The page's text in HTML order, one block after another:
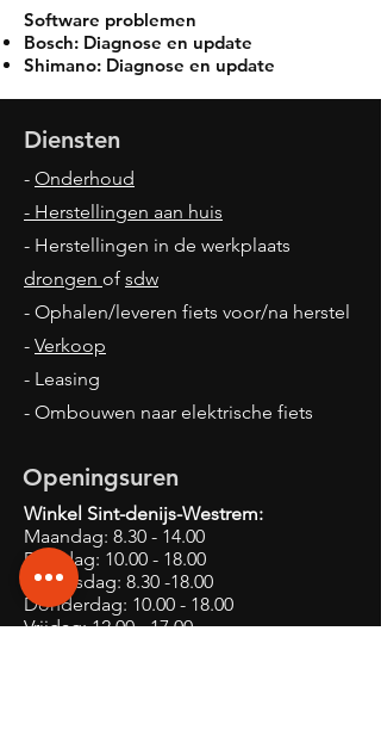
Software problemen
Bosch: Diagnose en update
Shimano: Diagnose en update
Diensten
- Onderhoud
- Herstellingen aan huis
- Herstellingen in de werkplaats
drongen of sdw
- Ophalen/leveren fiets voor/na herstel
- Verkoop
- Leasing
- Ombouwen naar elektrische fiets
Openingsuren
Winkel Sint-denijs-Westrem:
Maandag: 8.30 - 14.00
Dinsdag: 10.00 - 18.00
Woensdag: 8.30 -18.00
Donderdag: 10.00 - 18.00
Vrijdag:12.00 - 17.00